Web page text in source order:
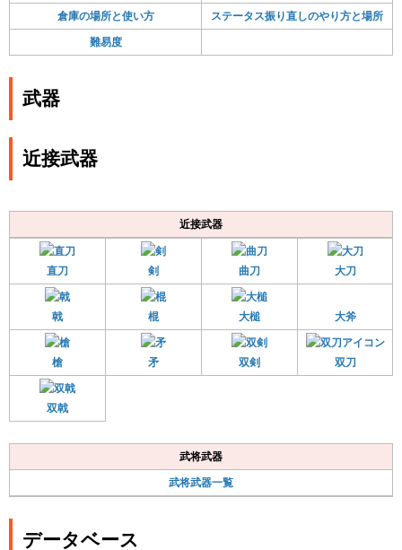
倉庫の場所と使い方
ステータス振り直しのやり方と場所
難易度
武器
近接武器
近接武器
直刀 剣 曲刀 大刀
戟 棍 大槌 大斧
槍 矛 双剣 双刀
双戟
武将武器
武将武器一覧
データベース